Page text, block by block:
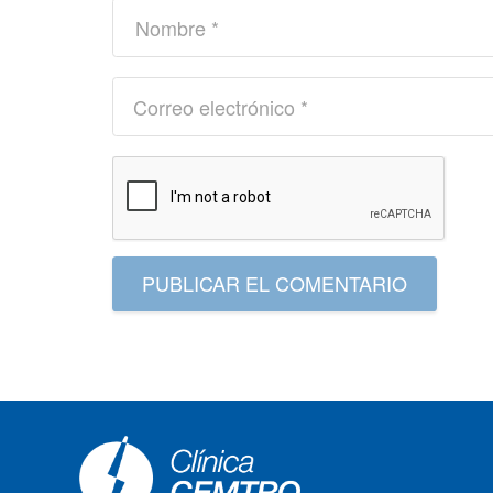
PUBLICAR EL COMENTARIO